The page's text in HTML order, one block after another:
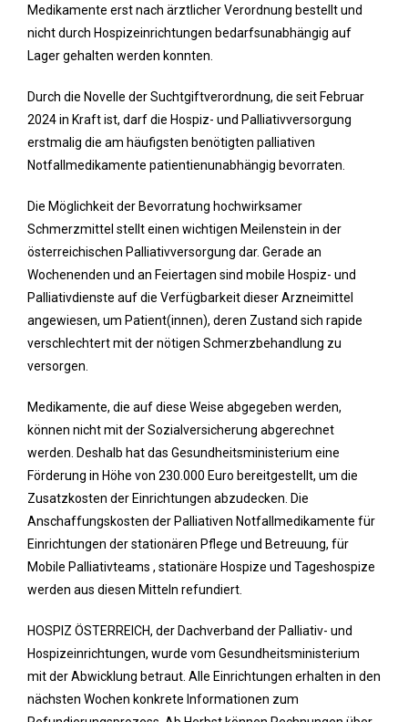
Medikamente erst nach ärztlicher Verordnung bestellt und
nicht durch Hospizeinrichtungen bedarfsunabhängig auf
Lager gehalten werden konnten.
Durch die Novelle der Suchtgiftverordnung, die seit Februar
2024 in Kraft ist, darf die Hospiz- und Palliativversorgung
erstmalig die am häufigsten benötigten palliativen
Notfallmedikamente patientienunabhängig bevorraten.
Die Möglichkeit der Bevorratung hochwirksamer
Schmerzmittel stellt einen wichtigen Meilenstein in der
österreichischen Palliativversorgung dar. Gerade an
Wochenenden und an Feiertagen sind mobile Hospiz- und
Palliativdienste auf die Verfügbarkeit dieser Arzneimittel
angewiesen, um Patient(innen), deren Zustand sich rapide
verschlechtert mit der nötigen Schmerzbehandlung zu
versorgen.
Medikamente, die auf diese Weise abgegeben werden,
können nicht mit der Sozialversicherung abgerechnet
werden. Deshalb hat das Gesundheitsministerium eine
Förderung in Höhe von 230.000 Euro bereitgestellt, um die
Zusatzkosten der Einrichtungen abzudecken. Die
Anschaffungskosten der Palliativen Notfallmedikamente für
Einrichtungen der stationären Pflege und Betreuung, für
Mobile Palliativteams , stationäre Hospize und Tageshospize
werden aus diesen Mitteln refundiert.
HOSPIZ ÖSTERREICH, der Dachverband der Palliativ- und
Hospizeinrichtungen, wurde vom Gesundheitsministerium
mit der Abwicklung betraut. Alle Einrichtungen erhalten in den
nächsten Wochen konkrete Informationen zum